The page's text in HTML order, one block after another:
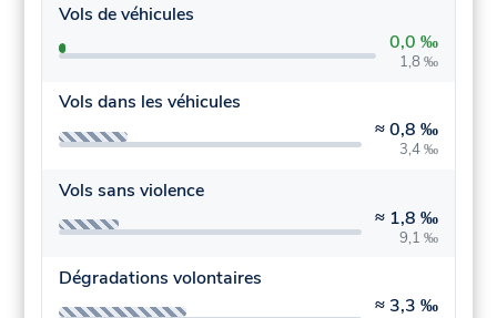
Vols de véhicules
0,0 ‰
1,8 ‰
Vols dans les véhicules
≈0,8 ‰
3,4 ‰
Vols sans violence
≈ 1,8 ‰
9,1 ‰
Dégradations volontaires
≈ 3,3 ‰